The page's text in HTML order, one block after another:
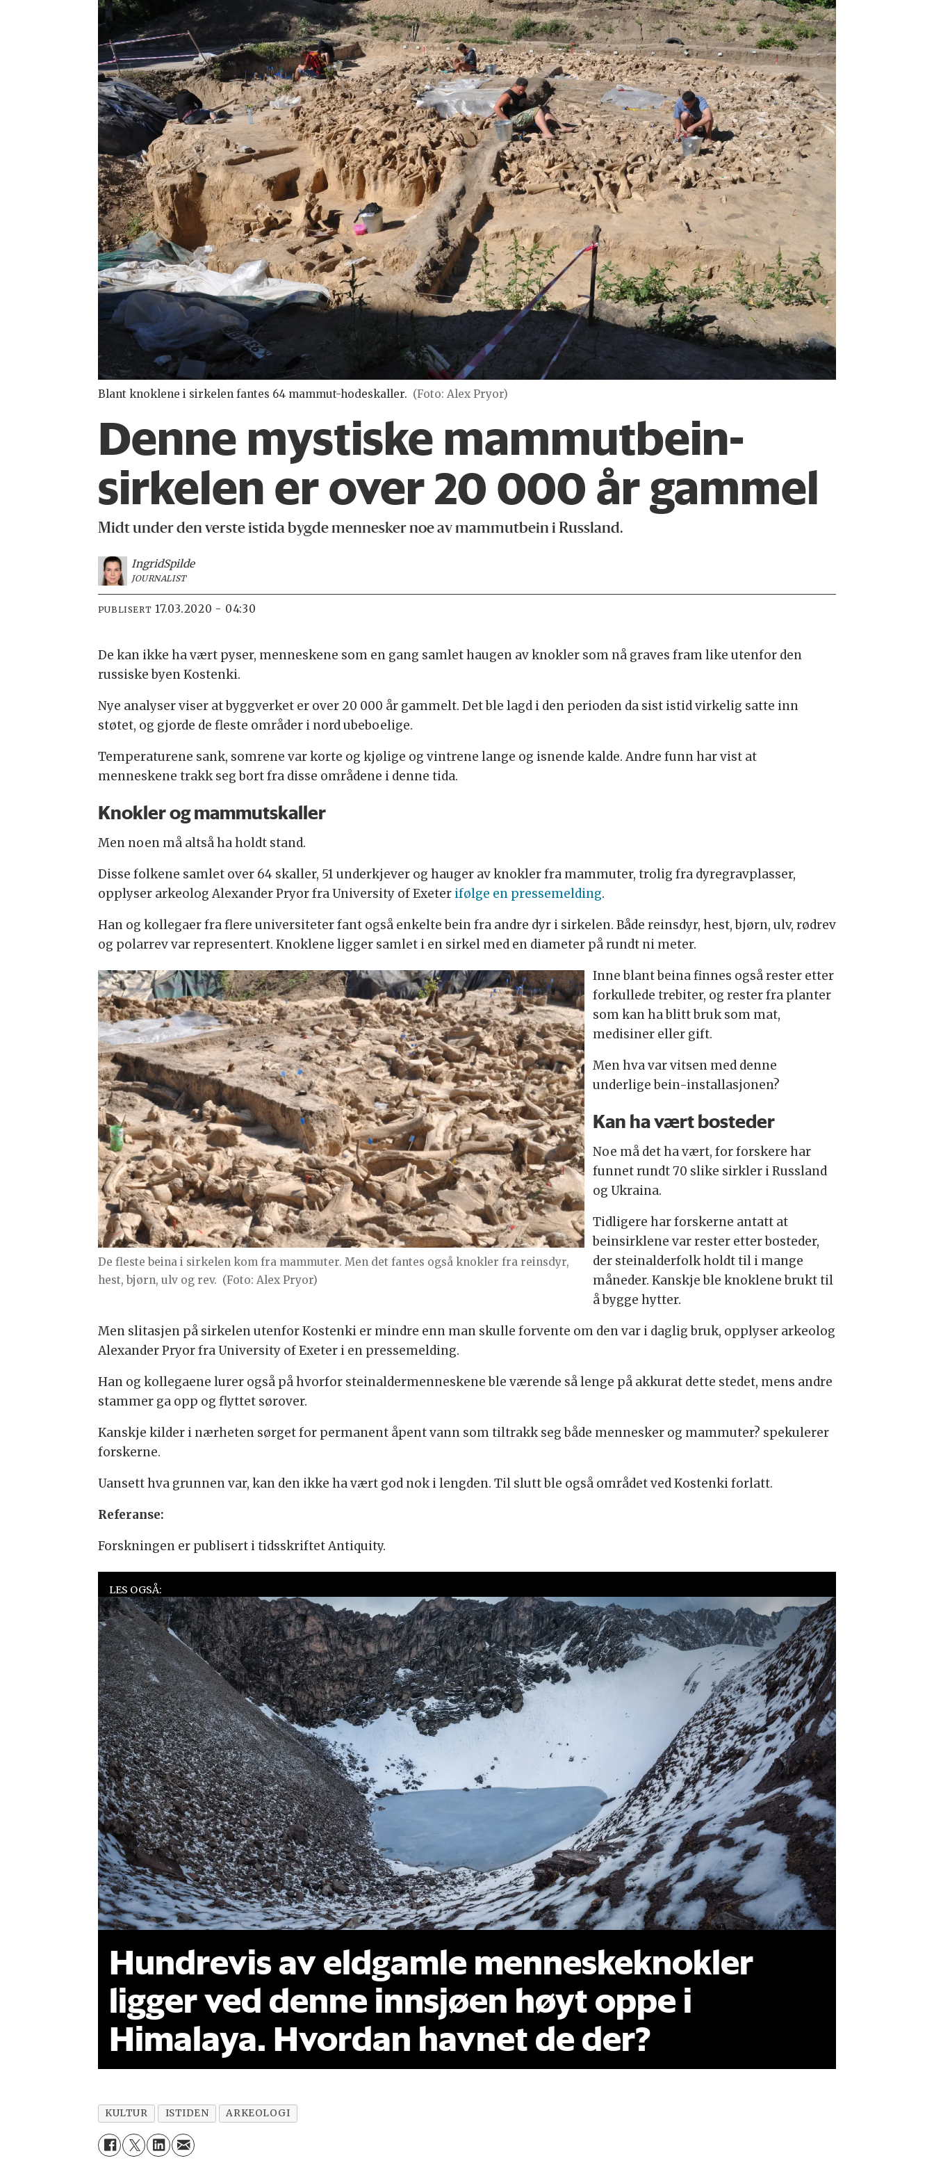
Blant knoklene i sirkelen fantes 64 mammut-hodeskaller. (Foto: Alex Pryor)
Denne mystiske mammutbein-
sirkelen er over 20 000 år gammel
Midt under den verste istida bygde mennesker noe av mammutbein i Russland.
IngridSpilde
JOURNALIST
PUBLISERT 17.03.2020 - 04:30
De kan ikke ha vært pyser, menneskene som en gang samlet haugen av knokler som nå graves fram like utenfor den
russiske byen Kostenki.
Nye analyser viser at byggverket er over 20 000 år gammelt. Det ble lagd i den perioden da sist istid virkelig satte inn
støtet, og gjorde de fleste områder i nord ubeboelige.
Temperaturene sank, somrene var korte og kjølige og vintrene lange og isnende kalde. Andre funn har vist at
menneskene trakk seg bort fra disse områdene i denne tida.
Knokler og mammutskaller
Men noen må altså ha holdt stand.
Disse folkene samlet over 64 skaller, 51 underkjever og hauger av knokler fra mammuter, trolig fra dyregravplasser,
opplyser arkeolog Alexander Pryor fra University of Exeter ifølge en pressemelding.
Han og kollegaer fra flere universiteter fant også enkelte bein fra andre dyr i sirkelen. Både reinsdyr, hest, bjørn, ulv, rødrev
og polarrev var representert. Knoklene ligger samlet i en sirkel med en diameter på rundt ni meter.
De fleste beina i sirkelen kom fra mammuter. Men det fantes også knokler fra reinsdyr,
hest, bjørn, ulv og rev. (Foto: Alex Pryor)
Inne blant beina finnes også rester etter
forkullede trebiter, og rester fra planter
som kan ha blitt bruk som mat,
medisiner eller gift.
Men hva var vitsen med denne
underlige bein-installasjonen?
Kan ha vært bosteder
Noe må det ha vært, for forskere har
funnet rundt 70 slike sirkler i Russland
og Ukraina.
Tidligere har forskerne antatt at
beinsirklene var rester etter bosteder,
der steinalderfolk holdt til i mange
måneder. Kanskje ble knoklene brukt til
å bygge hytter.
Men slitasjen på sirkelen utenfor Kostenki er mindre enn man skulle forvente om den var i daglig bruk, opplyser arkeolog
Alexander Pryor fra University of Exeter i en pressemelding.
Han og kollegaene lurer også på hvorfor steinaldermenneskene ble værende så lenge på akkurat dette stedet, mens andre
stammer ga opp og flyttet sørover.
Kanskje kilder i nærheten sørget for permanent åpent vann som tiltrakk seg både mennesker og mammuter? spekulerer
forskerne.
Uansett hva grunnen var, kan den ikke ha vært god nok i lengden. Til slutt ble også området ved Kostenki forlatt.
Referanse:
Forskningen er publisert i tidsskriftet Antiquity.
LES OGSÅ:
Hundrevis av eldgamle menneskeknokler
ligger ved denne innsjøen høyt oppe i
Himalaya. Hvordan havnet de der?
KULTUR ISTIDEN ARKEOLOGI